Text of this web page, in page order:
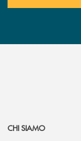
CHI SIAMO